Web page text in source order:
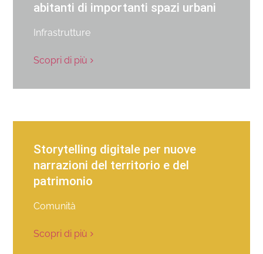
abitanti di importanti spazi urbani
Infrastrutture
Scopri di più
Storytelling digitale per nuove
narrazioni del territorio e del
patrimonio
Comunità
Scopri di più